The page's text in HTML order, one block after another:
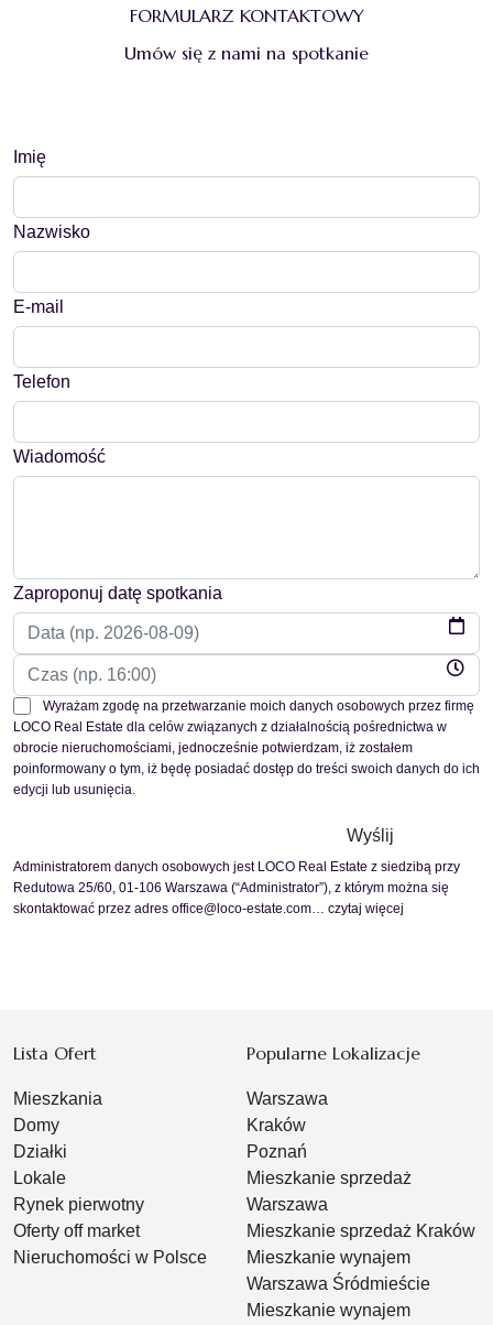
FORMULARZ KONTAKTOWY
Umów się z nami na spotkanie
Imię
Nazwisko
E-mail
Telefon
Wiadomość
Zaproponuj datę spotkania
Wyrażam zgodę na przetwarzanie moich danych osobowych przez firmę
LOCO Real Estate dla celów związanych z działalnością pośrednictwa w
obrocie nieruchomościami, jednocześnie potwierdzam, iż zostałem
poinformowany o tym, iż będę posiadać dostęp do treści swoich danych do ich
edycji lub usunięcia.
Administratorem danych osobowych jest LOCO Real Estate z siedzibą przy
Redutowa 25/60, 01-106 Warszawa (“Administrator”), z którym można się
skontaktować przez adres office@loco-estate.com… czytaj więcej
Lista Ofert
Mieszkania
Domy
Działki
Lokale
Rynek pierwotny
Oferty off market
Nieruchomości w Polsce
Popularne Lokalizacje
Warszawa
Kraków
Poznań
Mieszkanie sprzedaż
Warszawa
Mieszkanie sprzedaż Kraków
Mieszkanie wynajem
Warszawa Śródmieście
Mieszkanie wynajem